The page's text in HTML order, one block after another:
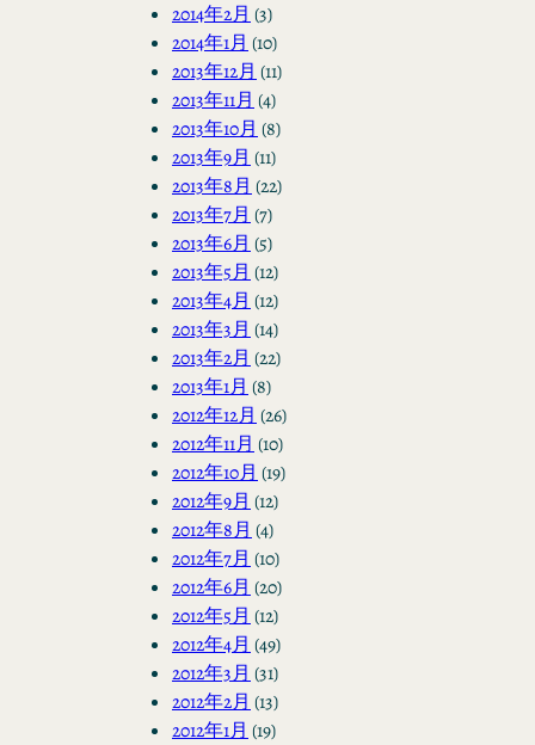
2014年2月 (3)
2014年1月 (10)
2013年12月 (11)
2013年11月 (4)
2013年10月 (8)
2013年9月 (11)
2013年8月 (22)
2013年7月 (7)
2013年6月 (5)
2013年5月 (12)
2013年4月 (12)
2013年3月 (14)
2013年2月 (22)
2013年1月 (8)
2012年12月 (26)
2012年11月 (10)
2012年10月 (19)
2012年9月 (12)
2012年8月 (4)
2012年7月 (10)
2012年6月 (20)
2012年5月 (12)
2012年4月 (49)
2012年3月 (31)
2012年2月 (13)
2012年1月 (19)